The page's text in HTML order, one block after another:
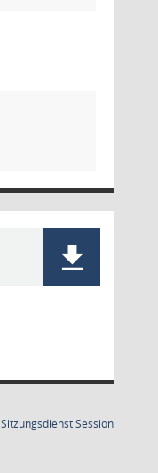
SitzungsdienstSession(Wird in